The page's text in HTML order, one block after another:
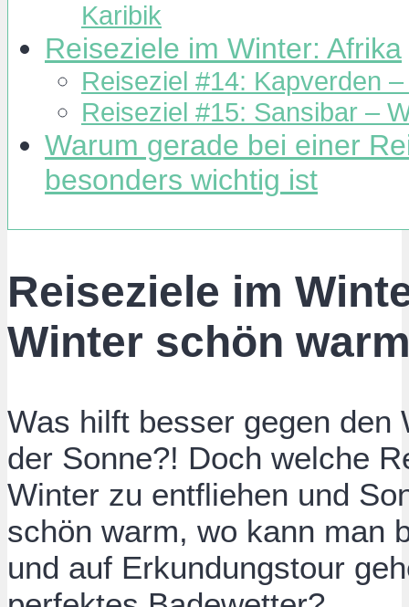
Karibik
Reiseziele im Winter: Afrika
Reiseziel #14: Kapverden
Reiseziel #15: Sansibar –
Warum gerade bei einer
besonders wichtig ist
Reiseziele im
Winter schön
Was hilft besser gegen den
der Sonne?! Doch welche
Winter zu entfliehen und
schön warm, wo kann man
und auf Erkundungstour